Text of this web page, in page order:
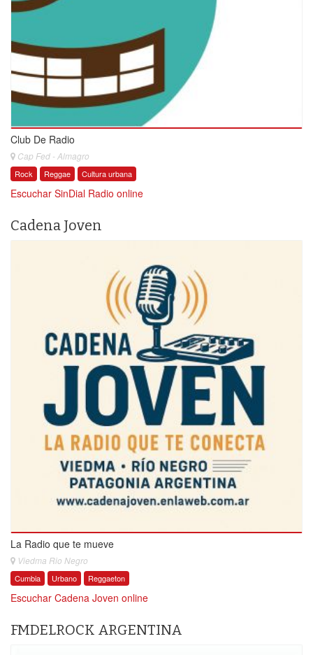
Club De Radio
Cap Fed - Almagro
Rock Reggae Cultura urbana
Escuchar SinDial Radio online
Cadena Joven
La Radio que te mueve
Viedma Rio Negro
Cumbia Urbano Reggaeton
Escuchar Cadena Joven online
FMDELROCK ARGENTINA